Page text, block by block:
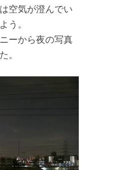
空気が澄んでい
う。
ーから夜の写真
。